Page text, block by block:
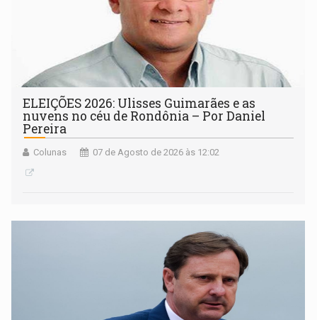
ELEIÇÕES 2026: Ulisses Guimarães e as
nuvens no céu de Rondônia – Por Daniel
Pereira
Colunas 07 de Agosto de 2026 às 12:02